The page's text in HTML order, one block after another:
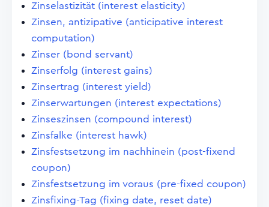
Zinselastizität (interest elasticity)
Zinsen, antizipative (anticipative interest
computation)
Zinser (bond servant)
Zinserfolg (interest gains)
Zinsertrag (interest yield)
Zinserwartungen (interest expectations)
Zinseszinsen (compound interest)
Zinsfalke (interest hawk)
Zinsfestsetzung im nachhinein (post-fixend
coupon)
Zinsfestsetzung im voraus (pre-fixed coupon)
Zinsfixing-Tag (fixing date, reset date)